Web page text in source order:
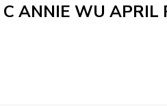
ANNIE WU APRIL